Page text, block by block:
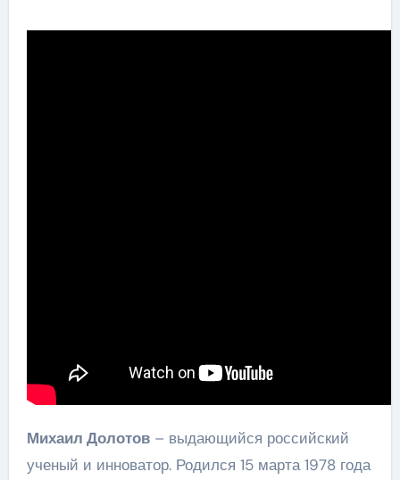
Михаил Долотов– выдающийся российский
ученый и инноватор. Родился 15 марта 1978 года